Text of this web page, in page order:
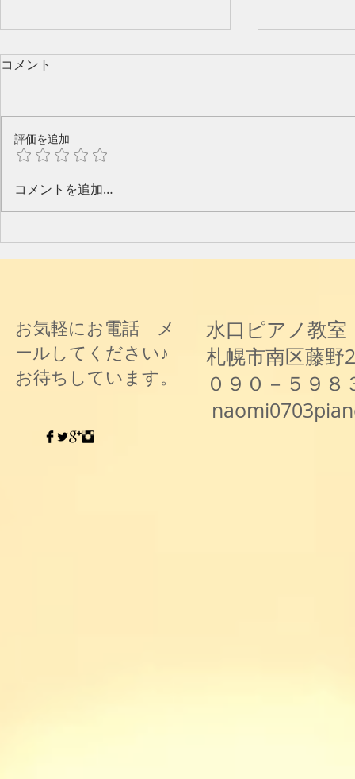
コメント
評価を追加
コメントを追加…
お気軽にお電話 メ
ールしてください♪
お待ちしています。
水口ピアノ教室
札幌市南区藤野
０９０－５９８